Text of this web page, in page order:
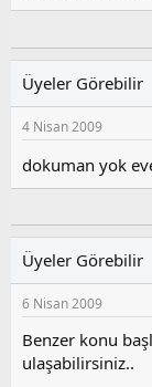
Üyeler Görebilir
4 Nisan 2009
dokuman yok
Üyeler Görebilir
6 Nisan 2009
Benzer konu
ulaşabilirsiniz..